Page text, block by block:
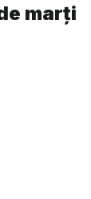
marți